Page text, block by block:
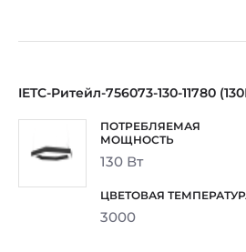
IETC-Ритейл-756073-130-11780
130 Вт
3000